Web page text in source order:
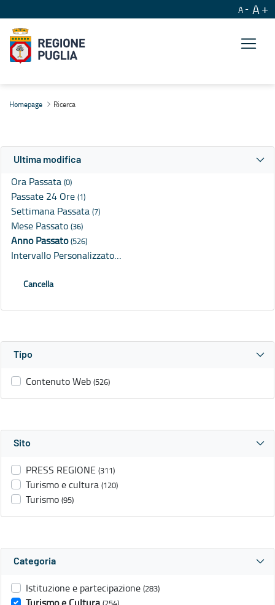
A A
Homepage Ricerca
Ultima modifica
Ora Passata (0)
Passate 24 Ore (1)
Settimana Passata (7)
Mese Passato (36)
Anno Passato(526)
Intervallo Personalizzato…
Cancella
Tipo
Contenuto Web (526)
Sito
PRESS REGIONE (311)
Turismo e cultura (120)
Turismo (95)
Categoria
Istituzione e partecipazione (283)